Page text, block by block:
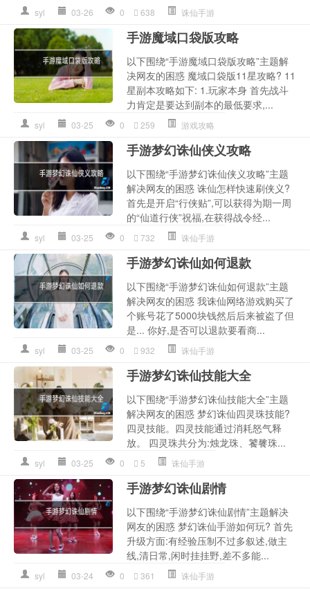
syl 03-26 0 638 诛仙手游
手游魔域口袋版攻略
以下围绕“手游魔域口袋版攻略”主题解
决网友的困惑 魔域口袋版11星攻略? 11
星副本攻略如下: 1.玩家本身 首先战斗
力肯定是要达到副本的最低要求,...
syl 03-25 0 259 游戏攻略
手游梦幻诛仙侠义攻略
以下围绕“手游梦幻诛仙侠义攻略”主题
解决网友的困惑 诛仙怎样快速刷侠义?
首先是开启“行侠贴”,可以获得为期一周
的“仙道行侠”祝福,在获得战令经...
syl 03-25 0 732 诛仙手游
手游梦幻诛仙如何退款
以下围绕“手游梦幻诛仙如何退款”主题
解决网友的困惑 我诛仙网络游戏购买了
个账号花了5000块钱然后后来被盗了但
是... 你好,是否可以退款要看商...
syl 03-25 0 932 诛仙手游
手游梦幻诛仙技能大全
以下围绕“手游梦幻诛仙技能大全”主题
解决网友的困惑 梦幻诛仙四灵珠技能?
四灵技能。四灵技能通过消耗怒气释
放。 四灵珠共分为:烛龙珠、饕餮珠...
syl 03-25 0 5 诛仙手游
手游梦幻诛仙剧情
以下围绕“手游梦幻诛仙剧情”主题解决
网友的困惑 梦幻诛仙手游如何玩? 首先
升级方面:有经验压制不过多叙述,做主
线,清日常,闲时挂挂野,差不多能...
syl 03-24 0 361 诛仙手游